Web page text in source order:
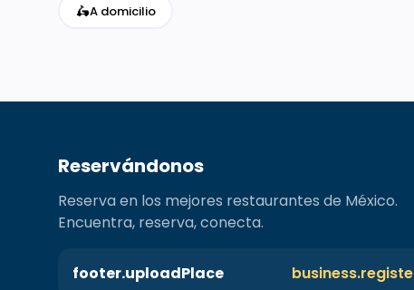
🛵A domicilio
Reservándonos
Reserva en los mejores restaurantes de México.
Encuentra, reserva, conecta.
footer.uploadPlace